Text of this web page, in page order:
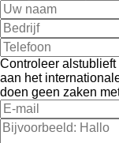
Controleer
aan het
doen geen zaken